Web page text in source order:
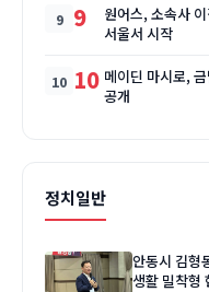
9
원어스, 소속사
서울서 시작
10 메이딘 마시로,
공개
정치일반
안동시 김형
생활 밀착형